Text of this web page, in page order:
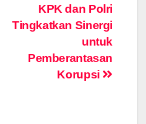
KPK dan Polri
Tingkatkan Sinergi
untuk
Pemberantasan
Korupsi